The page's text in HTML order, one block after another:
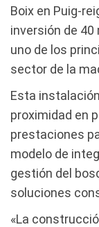
Boix en Puig-
inversión de
uno de los
sector de la
Esta
proximidad en
prestaciones
modelo de
gestión del
soluciones
«La